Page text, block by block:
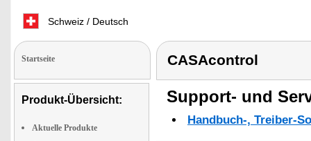
Schweiz / Deutsch
Startseite
Produkt-Übersicht:
Aktuelle Produkte
CASAcontrol
Support- und
Handbuch-, Treiber-